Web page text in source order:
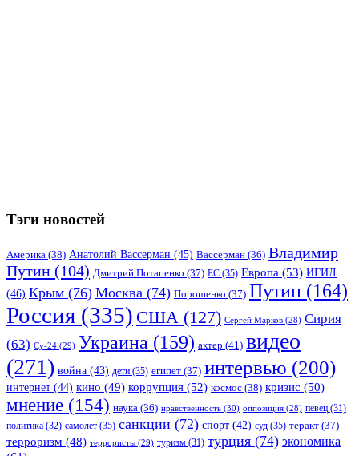
Тэги новостей
Америка (38) Анатолий Вассерман (45) Вассерман (36) Владимир
Путин (104) Дмитрий Потапенко (37) ЕС (35) Европа (53) ИГИЛ
(46) Крым (76) Москва (74) Порошенко (37) Путин (164)
Россия (335) США (127) Сергей Марков (28) Сирия
(63) Су-24 (29) Украина (159) актер (41) видео
(271) война (43) дети (35) египет (37) интервью (200)
интернет (44) кино (49) коррупция (52) космос (38) кризис (50)
мнение (154) наука (36) нравственность (30) оппозиция (28) певец (31)
политика (32) самолет (35) санкции (72) спорт (42) суд (35) теракт (37)
терроризм (48) террористы (29) туризм (31) турция (74) экономика